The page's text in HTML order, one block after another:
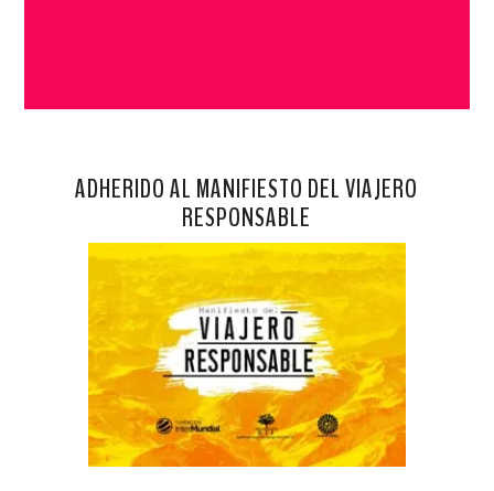
ADHERIDO AL MANIFIESTO DEL VIAJERO
RESPONSABLE